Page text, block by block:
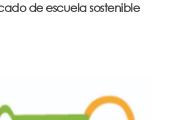
de escuela sostenible